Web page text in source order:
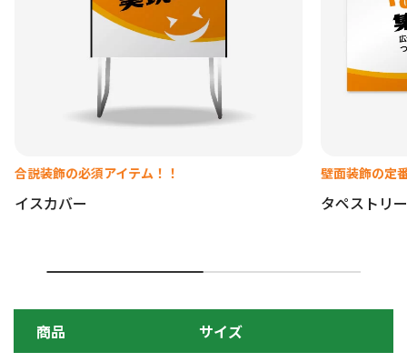
合説装飾の必須アイテム！！
イスカバー
壁面装飾の定
タペストリ
商品
サイズ